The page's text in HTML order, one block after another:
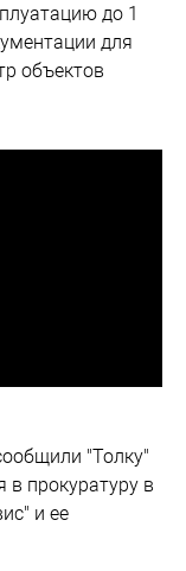
до 1
для
объектов
"Толку"
в прокуратуру в
и ее